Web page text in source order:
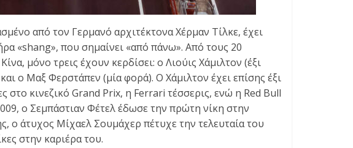
από τον Γερμανό αρχιτέκτονα Χέρμαν Τίλκε, έχει
«shang», που σημαίνει «από πάνω». Από τους 20
μόνο τρεις έχουν κερδίσει: ο Λιούις Χάμιλτον (έξι
ο Μαξ Φερστάπεν (μία φορά). Ο Χάμιλτον έχει επίσης έξι
στο κινεζικό Grand Prix, η Ferrari τέσσερις, ενώ η Red Bull
ο Σεμπάστιαν Φέτελ έδωσε την πρώτη νίκη στην
ο άτυχος Μίχαελ Σουμάχερ πέτυχε την τελευταία του
στην καριέρα του.